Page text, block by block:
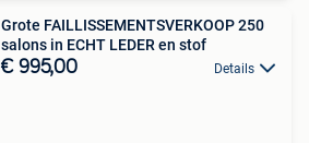
Grote FAILLISSEMENTSVERKOOP 250
salons in ECHT LEDER en stof
€ 995,00 Details